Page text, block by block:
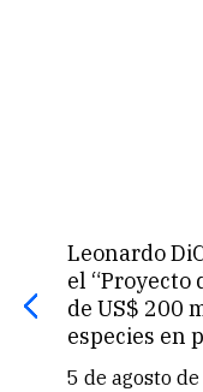
Leonardo
el “Proyecto
de US$ 200
especies en
5 de agosto